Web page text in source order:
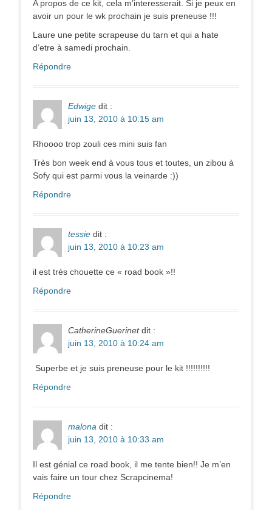
A propos de ce kit, cela m’interesserait. Si je peux en
avoir un pour le wk prochain je suis preneuse !!!
Laure une petite scrapeuse du tarn et qui a hate
d’etre à samedi prochain.
Répondre
Edwige dit :
juin 13, 2010 à 10:15 am
Rhoooo trop zouli ces mini suis fan
Très bon week end à vous tous et toutes, un zibou à
Sofy qui est parmi vous la veinarde :))
Répondre
tessie dit :
juin 13, 2010 à 10:23 am
il est très chouette ce « road book »!!
Répondre
CatherineGuerinet dit :
juin 13, 2010 à 10:24 am
Superbe et je suis preneuse pour le kit !!!!!!!!!!
Répondre
malona dit :
juin 13, 2010 à 10:33 am
Il est génial ce road book, il me tente bien!! Je m’en
vais faire un tour chez Scrapcinema!
Répondre